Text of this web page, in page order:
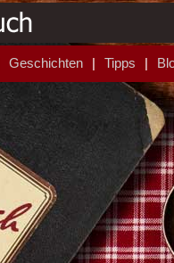
Geschichten Tipps